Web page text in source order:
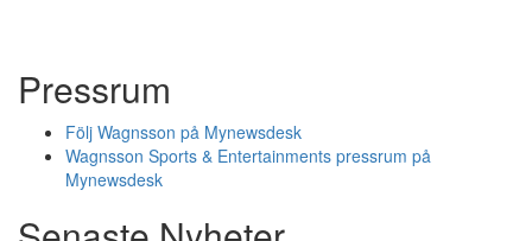
Pressrum
Följ Wagnsson på Mynewsdesk
Wagnsson Sports & Entertainments pressrum på
Mynewsdesk